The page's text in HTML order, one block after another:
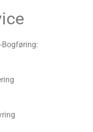
Bogføring: